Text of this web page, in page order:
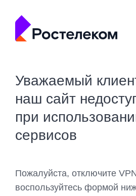
Уважаемый
наш сайт
при
сервисов
Пожалуйста, отключите
воспользуйтесь формой